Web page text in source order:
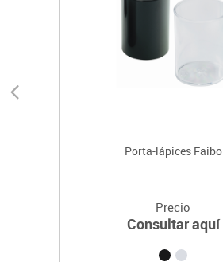
Porta-lápices Faibo
Precio
Consultar aquí